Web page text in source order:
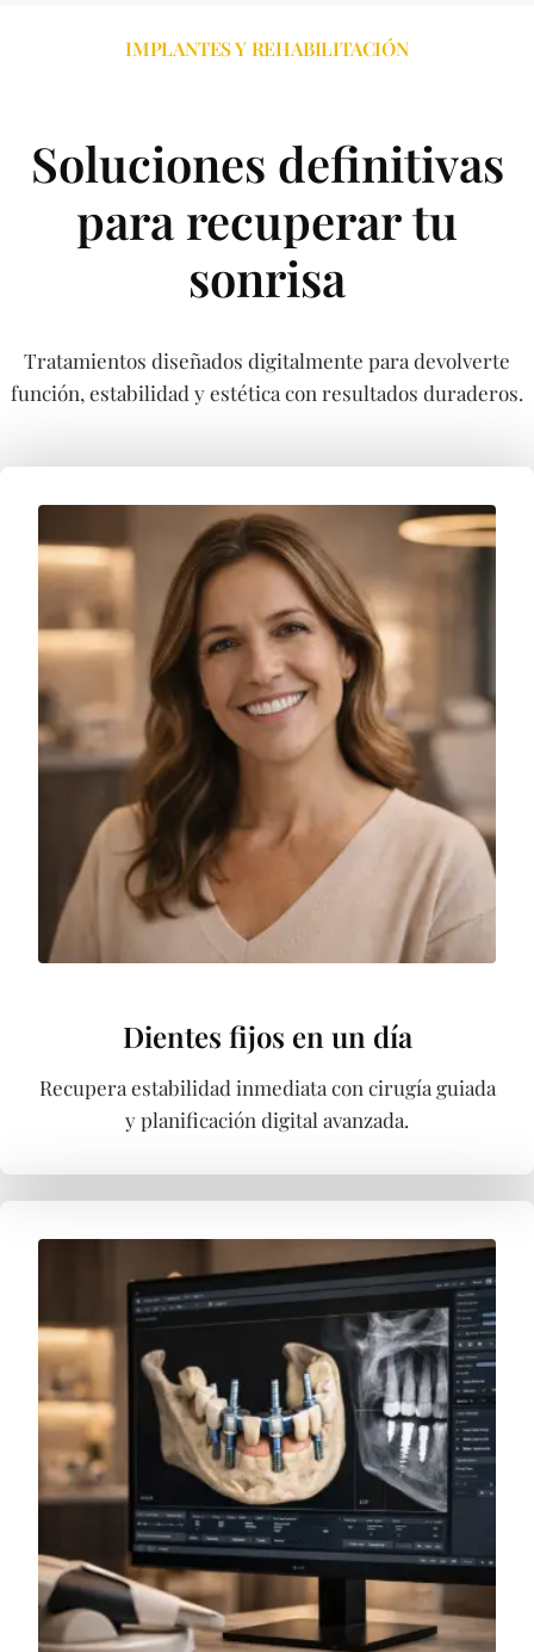
IMPLANTES Y REHABILITACIÓN
Soluciones definitivas
para recuperar tu
sonrisa
Tratamientos diseñados digitalmente para devolverte
función, estabilidad y estética con resultados duraderos.
Dientes fijos en un día
Recupera estabilidad inmediata con cirugía guiada
y planificación digital avanzada.